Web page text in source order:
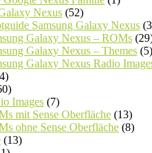
Nexus (52)
Samsung Galaxy Nexus
Galaxy Nexus – ROMs
Galaxy Nexus – Themes (5)
Galaxy Nexus Radio
Images (7)
mit Sense Oberfläche (13)
ohne Sense Oberfläche (8)
(13)